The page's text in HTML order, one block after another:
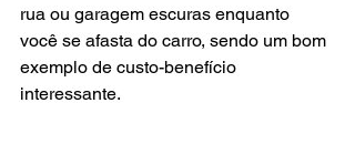
rua ou garagem escuras enquanto
você se afasta do carro, sendo um bom
exemplo de custo-benefício
interessante.